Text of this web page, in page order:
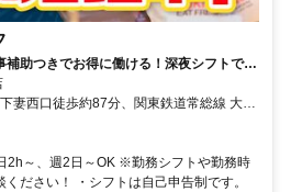
助つきでお得に働ける！深夜シフトで稼
妻西口徒歩約87分、関東鉄道常総線 大宝
十字路交差点スグ
2h～、週2日～OK ※勤務シフトや勤務時
ださい！ ・シフトは自己申告制です。